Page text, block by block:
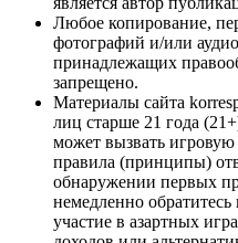
Любое копирование,
фотографий и/или
принадлежащих
запрещено.
Материалы сайта
лиц старше 21 года
может вызвать
правила (принципы)
обнаружении первых
немедленно
участие в азартных